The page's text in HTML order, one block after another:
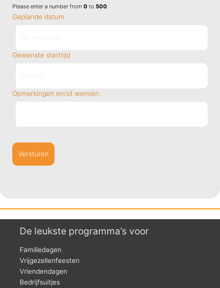
Please enter a number from 0 to 500
Geplande datum
DD
YYYY
Gewenste starttijd
Opmerkingen en/of wensen
De leukste programma’s voor
Familiedagen
Vrijgezellenfeesten
Vriendendagen
Bedrijfsuitjes